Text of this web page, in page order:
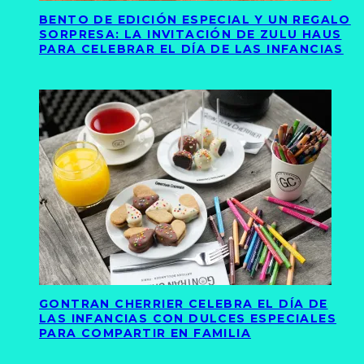
BENTO DE EDICIÓN ESPECIAL Y UN REGALO
SORPRESA: LA INVITACIÓN DE ZULU HAUS
PARA CELEBRAR EL DÍA DE LAS INFANCIAS
GONTRAN CHERRIER CELEBRA EL DÍA DE
LAS INFANCIAS CON DULCES ESPECIALES
PARA COMPARTIR EN FAMILIA